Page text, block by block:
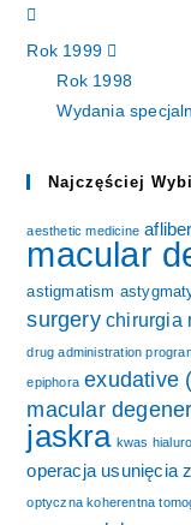
Rok 1999
Rok 1998
Wydania
Najczęściej
aesthetic medicine
macular
astigmatism
surgery chirurgia
drug administration
epiphora exudative
macular
jaskra kwas
operacja usunięcia
optyczna koherentna